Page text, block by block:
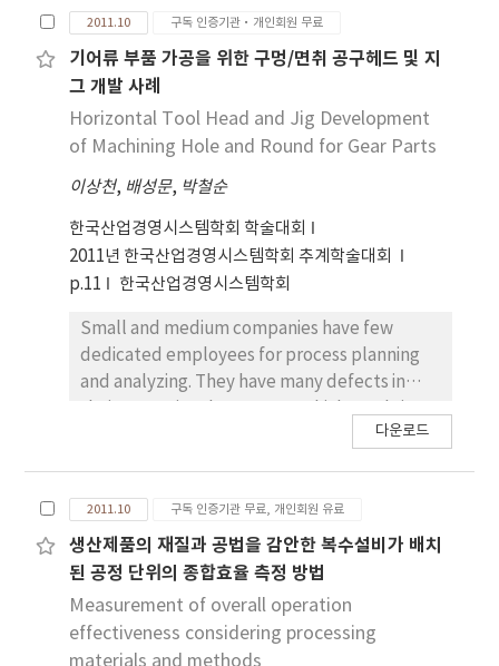
machines. In addition. a lot is able to be
operated at a machine when the
reticle(mask) corresponding to the recipe
type is set up in the photolithography
machine. We suggest various heuristic
algorithms. in which developed machine
selection rules and lot selection rules are
used to generate reasonable schedules to
minimizing the total weighted flowtime.
Results of computational tests on randomly
generated test problems show that the
suggested algorithms outperform a
scheduling method used in a real
manufacturing system in terms of the total
weighted flowtime of the wafer lots with
2011.10 구독 인증기관·개인회원 무료
기어류 부품 가공을 위한 구멍/면취 공구헤드 및 지
그 개발 사례
Horizontal Tool Head and Jig Development
of Machining Hole and Round for Gear Parts
이상천, 배성문, 박철순
한국산업경영시스템학회 학술대회
2011년 한국산업경영시스템학회 추계학술대회
p.11
한국산업경영시스템학회
Small and medium companies have few
dedicated employees for process planning
and analyzing. They have many defects in
less productivity. This research analyze a
that the drilling operation is a bootle-neck
operation and propose a revised general
machine for drilling operation. The legacy
drilling operation is performed as follows.
First, a operator drills a half hole of a part
and turns the part upside down. Then he
다운로드
2011.10 구독 인증기관 무료, 개인회원 유료
생산제품의 재질과 공법을 감안한 복수설비가 배치
된 공정 단위의 종합효율 측정 방법
Measurement of overall operation
effectiveness considering processing
materials and methods